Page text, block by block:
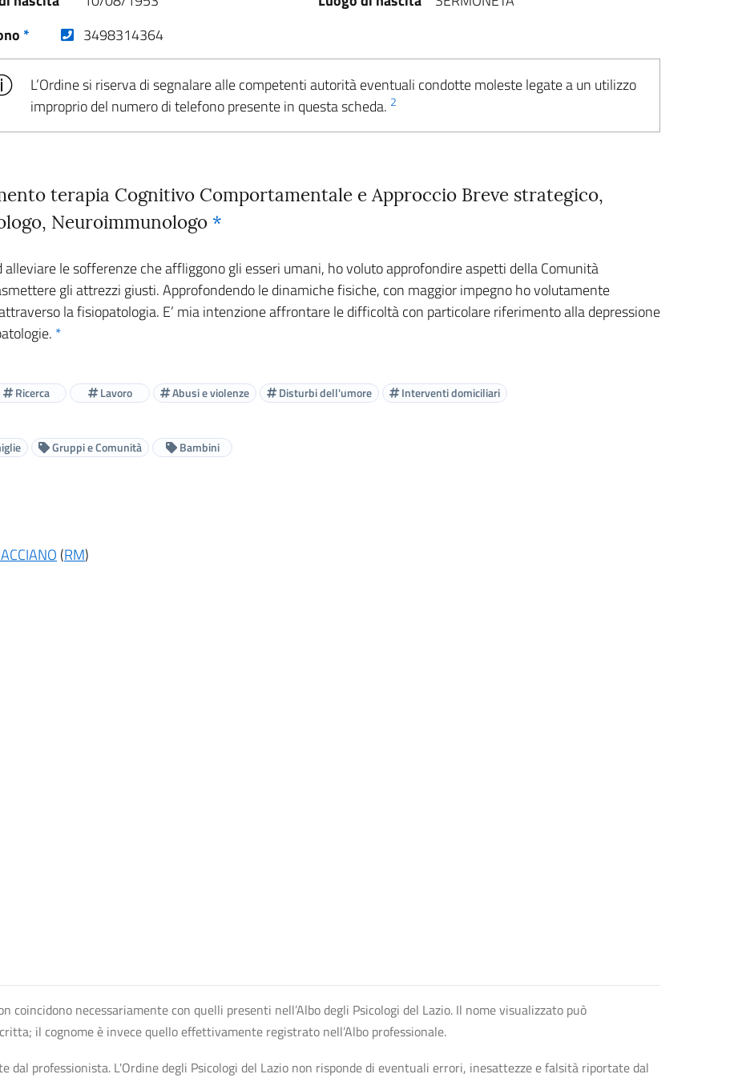
* (nuova scheda - new tab)
3498314364
L’Ordine si riserva di segnalare alle competenti autorità eventuali condotte moleste legate a un utilizzo
improprio del numero di telefono presente in questa scheda. 2
terapia Cognitivo Comportamentale e Approccio Breve strategico,
Neuroimmunologo *
alleviare le sofferenze che affliggono gli esseri umani, ho voluto approfondire aspetti della Comunità
gli attrezzi giusti. Approfondendo le dinamiche fisiche, con maggior impegno ho volutamente
la fisiopatologia. E’ mia intenzione affrontare le difficoltà con particolare riferimento alla depressione
*
Ricerca Lavoro Abusi e violenze Disturbi dell'umore Interventi domiciliari
Gruppi e Comunità Bambini
(RM)
necessariamente con quelli presenti nell’Albo degli Psicologi del Lazio. Il nome visualizzato può
il cognome è invece quello effettivamente registrato nell’Albo professionale.
professionista. L'Ordine degli Psicologi del Lazio non risponde di eventuali errori, inesattezze e falsità riportate dal